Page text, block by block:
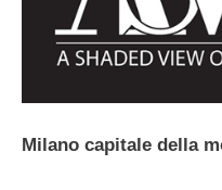
Milano capitale della